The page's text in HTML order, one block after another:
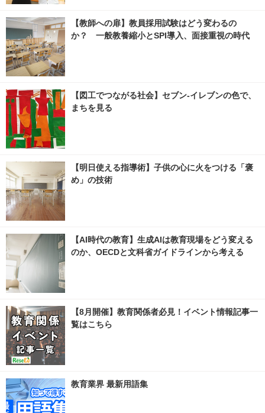
【教師への扉】教員採用試験はどう変わるの
か？ 一般教養縮小とSPI導入、面接重視の時代
【図工でつながる社会】セブン‐イレブンの色で、
まちを見る
【明日使える指導術】子供の心に火をつける「褒
め」の技術
【AI時代の教育】生成AIは教育現場をどう変える
のか、OECDと文科省ガイドラインから考える
【8月開催】教育関係者必見！イベント情報記事一
覧はこちら
教育業界 最新用語集